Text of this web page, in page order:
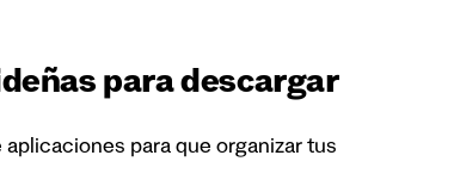
para descargar
para que organizar tus